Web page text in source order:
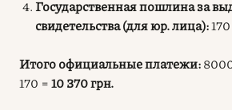
Государственная пошлина за
свидетельства (для юр. лица):
Итого официальные платежи:
170 =10 370 грн.